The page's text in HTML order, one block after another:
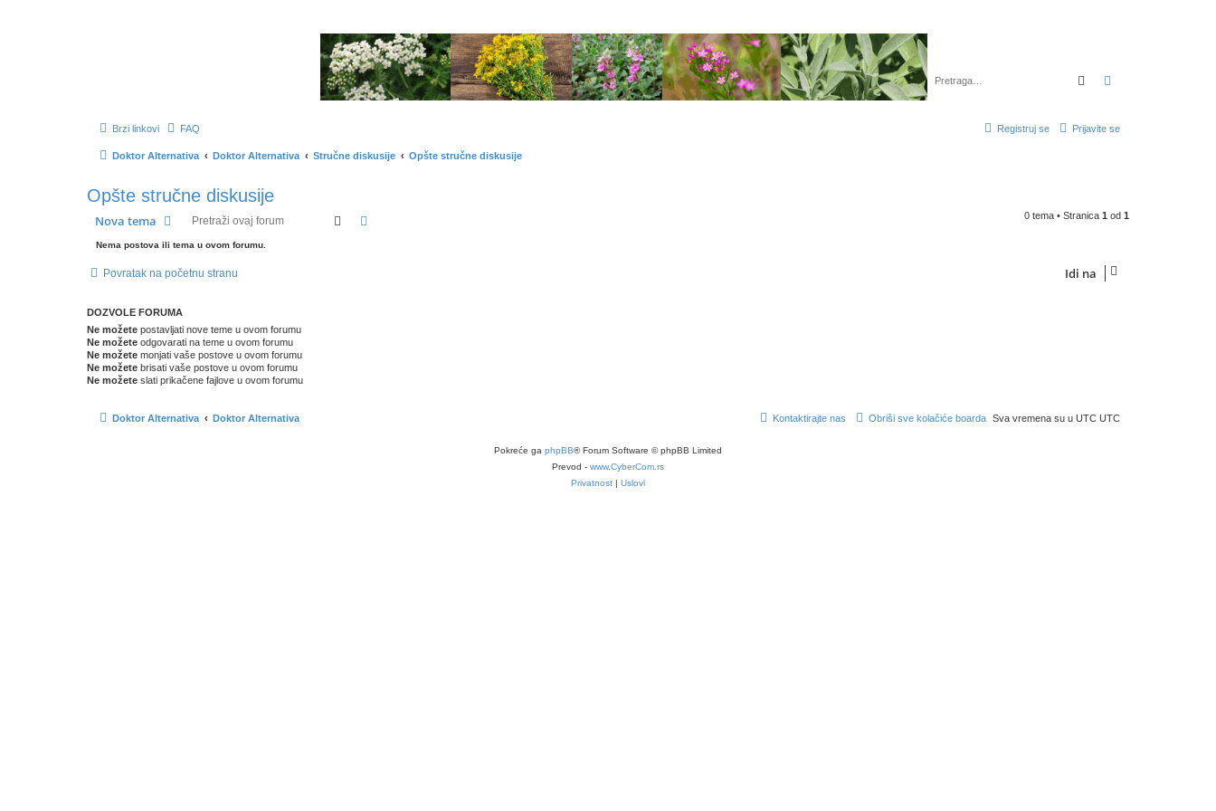
Pretraga
Brzi linkovi FAQ Prijavite se
Registruj se
Doktor Alternativa Doktor Alternativa Stručne diskusije Opšte stručne diskusije
Opšte stručne diskusije
Nova tema Pretraga 0 tema • Stranica 1 od 1
Nema postova ili tema u ovom forumu.
Povratak na početnu stranu Idi na
DOZVOLE FORUMA
Ne možete postavljati nove teme u ovom forumu
Ne možete odgovarati na teme u ovom forumu
Ne možete monjati vaše postove u ovom forumu
Ne možete brisati vaše postove u ovom forumu
Ne možete slati prikačene fajlove u ovom forumu
Doktor Alternativa Doktor Alternativa Sva vremena su u UTC UTC
Obriši sve kolačiće boarda
Kontaktirajte nas
Pokreće ga phpBB® Forum Software © phpBB Limited
Prevod - www.CyberCom.rs
Privatnost | Uslovi